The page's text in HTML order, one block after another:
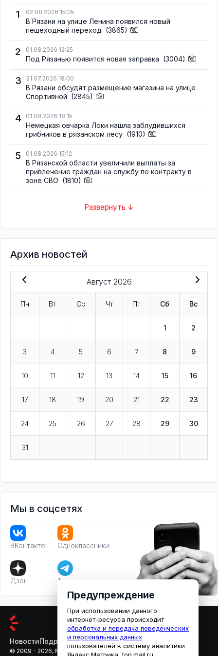
1 02.08.2026 15:05
В Рязани на улице Ленина появился новый
пешеходный переход (3865)
2 01.08.2026 12:25
Под Рязанью появится новая заправка (3004)
3 31.07.2026 18:00
В Рязани обсудят размещение магазина на улице
Спортивной (2845)
4 01.08.2026 18:15
Немецкая овчарка Локи нашла заблудившихся
грибников в рязанском лесу (1910)
5 01.08.2026 15:12
В Рязанской области увеличили выплаты за
привлечение граждан на службу по контракту в
зоне СВО (1810)
Развернуть ↓
Архив новостей
Август 2026
Пн Вт Ср Чт Пт Сб Вс
1 2
3 4 5 6 7 8 9
10 11 12 13 14 15 16
17 18 19 20 21 22 23
24 25 26 27 28 29 30
31
Мы в соцсетях
ВКонтакте Одноклассники
Дзен Телеграм
НовостиПодробностиАфишаКино
© 2009 - 2026, МЕДИАРЯЗАНЬ
Предупреждение
При использовании данного
интернет-ресурса происходит
обработка и передача поведенческих
и персональных данных
пользователей в систему аналитики